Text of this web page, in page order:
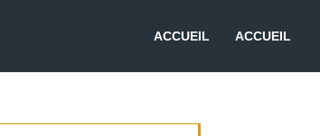
ACCUEIL ACCUEIL